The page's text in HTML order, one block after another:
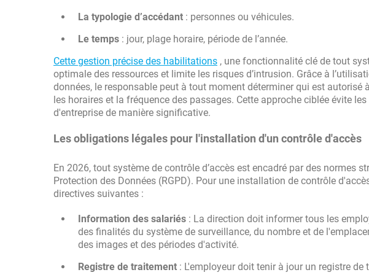
La typologie d’accédant : personnes ou véhicules.
Le temps : jour, plage horaire, période de l’année.
Cette gestion précise des habilitations , une fonctionnalité clé de tout
optimale des ressources et limite les risques d’intrusion. Grâce à
données, le responsable peut à tout moment déterminer qui est
les horaires et la fréquence des passages. Cette approche ciblée évite
d'entreprise de manière significative.
Les obligations légales pour l'installation d'un contrôle d'accès
En 2026, tout système de contrôle d’accès est encadré par des normes
Protection des Données (RGPD). Pour une installation de contrôle
directives suivantes :
Information des salariés : La direction doit informer tous les
des finalités du système de surveillance, du nombre et de
des images et des périodes d'activité.
Registre de traitement : L'employeur doit tenir à jour un registre